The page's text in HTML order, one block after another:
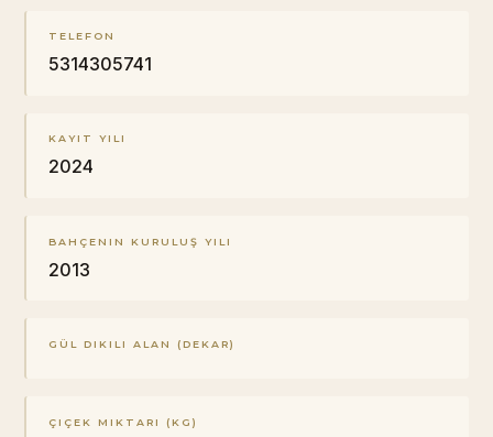
TELEFON
5314305741
KAYIT YILI
2024
BAHÇENIN KURULUŞ YILI
2013
GÜL DIKILI ALAN (DEKAR)
ÇIÇEK MIKTARI (KG)